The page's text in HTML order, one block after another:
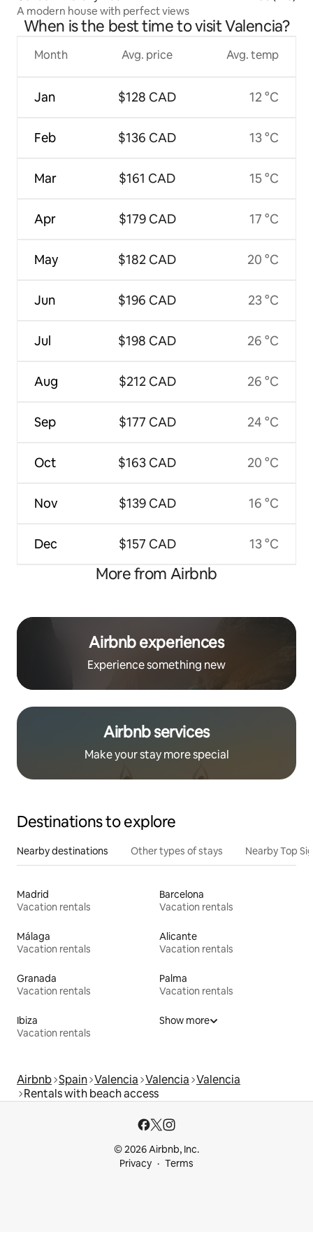
A modern house with perfect views
When is the best time to visit Valencia?
Month
Jan
Feb
Mar
Apr
May
Jun
Jul
Aug
Sep
Oct
Nov
Dec
Avg. price
$128 CAD
$136 CAD
$161 CAD
$179 CAD
$182 CAD
$196 CAD
$198 CAD
$212 CAD
$177 CAD
$163 CAD
$139 CAD
$157 CAD
Avg. temp
12 °C
13 °C
15 °C
17 °C
20 °C
23 °C
26 °C
26 °C
24 °C
20 °C
16 °C
13 °C
More from Airbnb
Airbnb experiences
Experience something new
Airbnb services
Make your stay more special
Destinations to explore
Nearby destinations Other types of stays Nearby Top
Madrid
Vacation rentals
Barcelona
Vacation rentals
Málaga
Vacation rentals
Alicante
Vacation rentals
Granada
Vacation rentals
Palma
Vacation rentals
Ibiza
Vacation rentals
Show more
Airbnb Spain Valencia Valencia Valencia
Rentals with beach access
© 2026 Airbnb, Inc.
Privacy
Terms